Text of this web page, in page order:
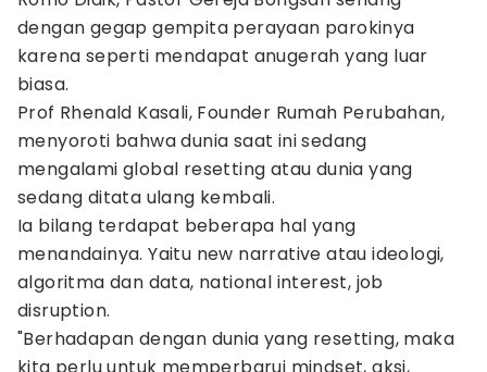
dengan gegap gempita perayaan parokinya
karena seperti mendapat anugerah yang luar
biasa.
Prof Rhenald Kasali, Founder Rumah Perubahan,
menyoroti bahwa dunia saat ini sedang
mengalami global resetting atau dunia yang
sedang ditata ulang kembali.
Ia bilang terdapat beberapa hal yang
menandainya. Yaitu new narrative atau ideologi,
algoritma dan data, national interest, job
disruption.
"Berhadapan dengan dunia yang resetting, maka